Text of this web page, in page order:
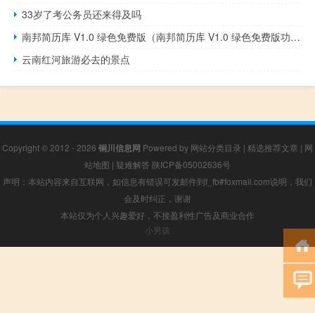
33岁了考公务员还来得及吗
南邦简历库 V1.0 绿色免费版（南邦简历库 V1.0 绿色免费版功能简介）
云南红河旅游必去的景点
Copyright © 2012 - 2026 铜川信息网 Powered by 网站分类目录 | 精选推荐文章 | 网
站地图 | 疑难解答 陕ICP备05002636号
声明：本站内容来自互联网，如信息有错误可发邮件到f_fb#foxmail.com说明，我们
会及时纠正，谢谢
本站仅为个人兴趣爱好，不接盈利性广告及商业合作
小男孩